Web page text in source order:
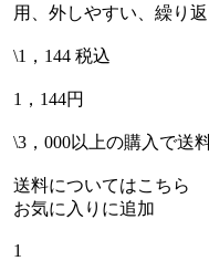
用、外しやすい、繰り返
\1，144 税込
1，144円
\3，000以上の購入で送
送料についてはこちら
お気に入りに追加
1